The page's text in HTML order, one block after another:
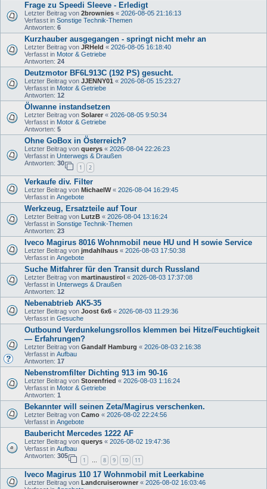
Frage zu Speedi Sleeve - Erledigt
Letzter Beitrag von 2brownies « 2026-08-05 21:16:13
Verfasst in Sonstige Technik-Themen
Antworten: 6
Kurzhauber ausgegangen - springt nicht mehr an
Letzter Beitrag von JRHeld « 2026-08-05 16:18:40
Verfasst in Motor & Getriebe
Antworten: 24
Deutzmotor BF6L913C (192 PS) gesucht.
Letzter Beitrag von JJENNY01 « 2026-08-05 15:23:27
Verfasst in Motor & Getriebe
Antworten: 12
Ölwanne instandsetzen
Letzter Beitrag von Solarer « 2026-08-05 9:50:34
Verfasst in Motor & Getriebe
Antworten: 5
Ohne GoBox in Österreich?
Letzter Beitrag von querys « 2026-08-04 22:26:23
Verfasst in Unterwegs & Draußen
Antworten: 30
1 2
Verkaufe div. Filter
Letzter Beitrag von MichaelW« 2026-08-04 16:29:45
Verfasst in Angebote
Werkzeug, Ersatzteile auf Tour
Letzter Beitrag von LutzB « 2026-08-04 13:16:24
Verfasst in Sonstige Technik-Themen
Antworten: 23
Iveco Magirus 8016 Wohnmobil neue HU und H sowie Service
Letzter Beitrag von jmdahlhaus « 2026-08-03 17:50:38
Verfasst in Angebote
Suche Mitfahrer für den Transit durch Russland
Letzter Beitrag von martinaustirol « 2026-08-03 17:37:08
Verfasst in Unterwegs & Draußen
Antworten: 12
Nebenabtrieb AK5-35
Letzter Beitrag von Joost 6x6 « 2026-08-03 11:29:36
Verfasst in Gesuche
Outbound Verdunkelungsrollos klemmen bei Hitze/Feuchtigkeit
— Erfahrungen?
Letzter Beitrag von Gandalf Hamburg « 2026-08-03 2:16:38
Verfasst in Aufbau
Antworten: 17
Nebenstromfilter Dichting 913 im 90-16
Letzter Beitrag von Storenfried « 2026-08-03 1:16:24
Verfasst in Motor & Getriebe
Antworten: 1
Bekannter will seinen Zeta/Magirus verschenken.
Letzter Beitrag von Camo « 2026-08-02 22:24:56
Verfasst in Angebote
Baubericht Mercedes 1222 AF
Letzter Beitrag von querys « 2026-08-02 19:47:36
Verfasst in Aufbau
Antworten: 305
1 … 8 9 10 11
Iveco Magirus 110 17 Wohnmobil mit Leerkabine
Letzter Beitrag von Landcruiserowner « 2026-08-02 16:03:46